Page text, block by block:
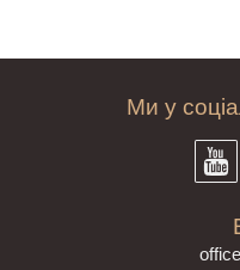
Ми у
offi